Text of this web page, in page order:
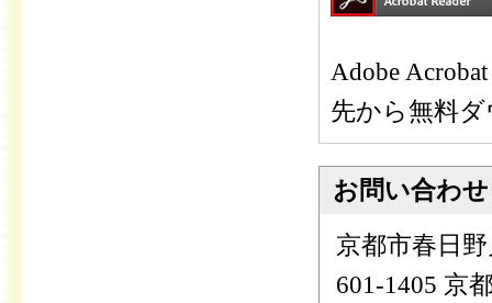
Adobe
先から無料
お問い合わせ
京都市春日
601-1405 京